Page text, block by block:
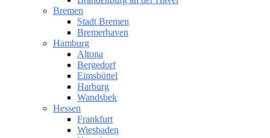
Bremen
Stadt Bremen
Bremerhaven
Hamburg
Altona
Bergedorf
Eimsbüttel
Harburg
Wandsbek
Hessen
Frankfurt
Wiesbaden